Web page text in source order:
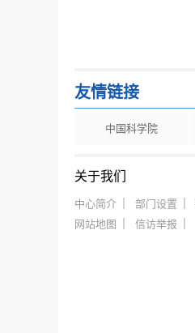
友情链接
中国科学院
关于我们
中心简介 部门设置
网站地图
信访举报